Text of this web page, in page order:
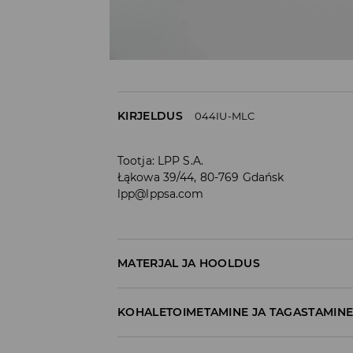
KIRJELDUS 044IU-MLC
Tootja: LPP S.A.
Łąkowa 39/44, 80-769 Gdańsk
lpp@lppsa.com
MATERJAL JA HOOLDUS
KOHALETOIMETAMINE JA TAGASTAMINE